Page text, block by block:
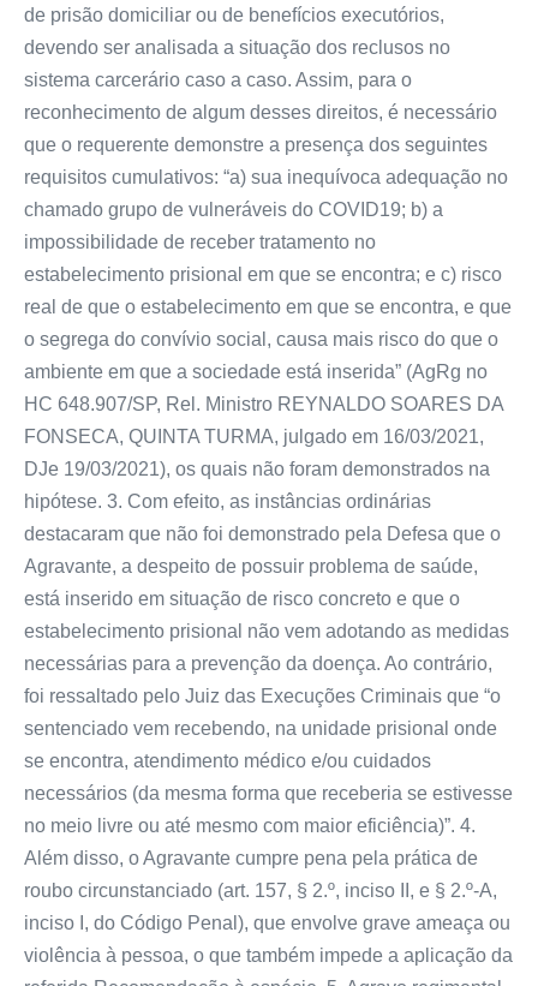
de prisão domiciliar ou de benefícios executórios,
devendo ser analisada a situação dos reclusos no
sistema carcerário caso a caso. Assim, para o
reconhecimento de algum desses direitos, é necessário
que o requerente demonstre a presença dos seguintes
requisitos cumulativos: “a) sua inequívoca adequação no
chamado grupo de vulneráveis do COVID19; b) a
impossibilidade de receber tratamento no
estabelecimento prisional em que se encontra; e c) risco
real de que o estabelecimento em que se encontra, e que
o segrega do convívio social, causa mais risco do que o
ambiente em que a sociedade está inserida” (AgRg no
HC 648.907/SP, Rel. Ministro REYNALDO SOARES DA
FONSECA, QUINTA TURMA, julgado em 16/03/2021,
DJe 19/03/2021), os quais não foram demonstrados na
hipótese. 3. Com efeito, as instâncias ordinárias
destacaram que não foi demonstrado pela Defesa que o
Agravante, a despeito de possuir problema de saúde,
está inserido em situação de risco concreto e que o
estabelecimento prisional não vem adotando as medidas
necessárias para a prevenção da doença. Ao contrário,
foi ressaltado pelo Juiz das Execuções Criminais que “o
sentenciado vem recebendo, na unidade prisional onde
se encontra, atendimento médico e/ou cuidados
necessários (da mesma forma que receberia se estivesse
no meio livre ou até mesmo com maior eficiência)”. 4.
Além disso, o Agravante cumpre pena pela prática de
roubo circunstanciado (art. 157, § 2.º, inciso II, e § 2.º-A,
inciso I, do Código Penal), que envolve grave ameaça ou
violência à pessoa, o que também impede a aplicação da